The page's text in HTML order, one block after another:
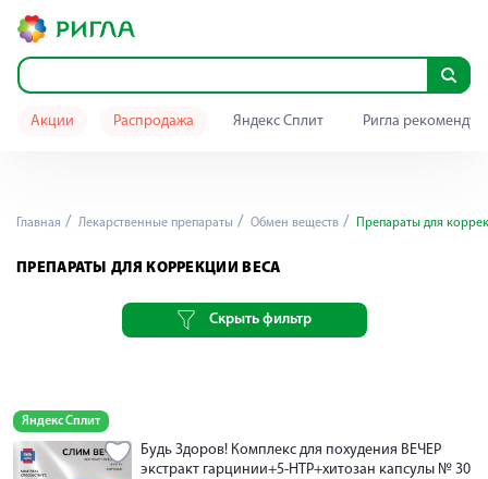
Акции Распродажа Яндекс Сплит Ригла
Главная Лекарственные препараты Обмен веществ Препараты для
ПРЕПАРАТЫ ДЛЯ КОРРЕКЦИИ ВЕСА
Скрыть фильтр
Яндекс Сплит
Будь Здоров! Комплекс для похудения ВЕЧЕР
экстракт гарцинии+5-НТР+хитозан капсулы № 30